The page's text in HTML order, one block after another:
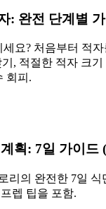
: 완전 단계별
요? 처음부터 적
, 적절한 적자 크기
회피.
획: 7일 가이드
리의 완전한 7일
렙 팁을 포함.